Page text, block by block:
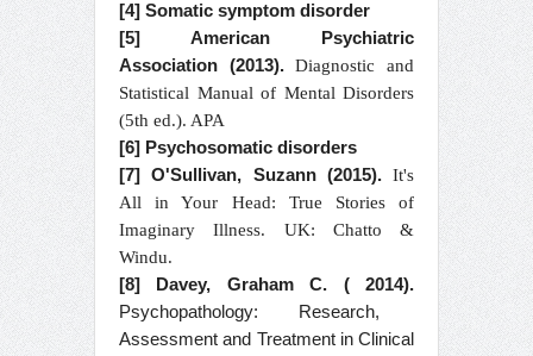
[4] Somatic symptom disorder
[5] American Psychiatric
Association (2013).Diagnostic and
Statistical Manual of Mental Disorders
(5th ed.). APA
[6] Psychosomatic disorders
[7] O'Sullivan, Suzann (2015).It's
All in Your Head: True Stories of
Imaginary Illness. UK: Chatto &
Windu.
[8] Davey, Graham C. ( 2014).
Psychopathology: Research,
Assessment and Treatment in Clinical